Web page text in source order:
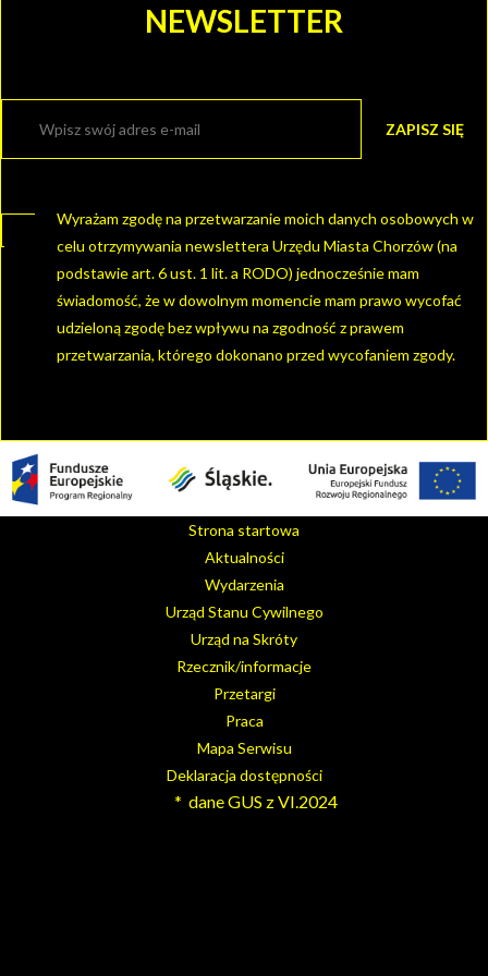
NEWSLETTER
Wyrażam zgodę na przetwarzanie moich danych osobowych w
celu otrzymywania newslettera Urzędu Miasta Chorzów (na
podstawie art. 6 ust. 1 lit. a RODO) jednocześnie mam
świadomość, że w dowolnym momencie mam prawo wycofać
udzieloną zgodę bez wpływu na zgodność z prawem
przetwarzania, którego dokonano przed wycofaniem zgody.
Strona startowa
Aktualności
Wydarzenia
Urząd Stanu Cywilnego
Urząd na Skróty
Rzecznik/informacje
Przetargi
Praca
Mapa Serwisu
Deklaracja dostępności
* dane GUS z VI.2024